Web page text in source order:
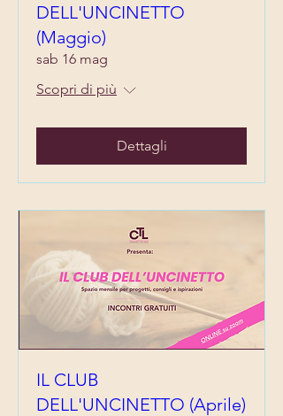
DELL'UNCINETTO
(Maggio)
sab 16 mag
Scopri di più
Dettagli
IL CLUB
DELL'UNCINETTO (Aprile)